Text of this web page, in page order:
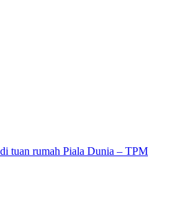
tuan rumah Piala Dunia – TPM